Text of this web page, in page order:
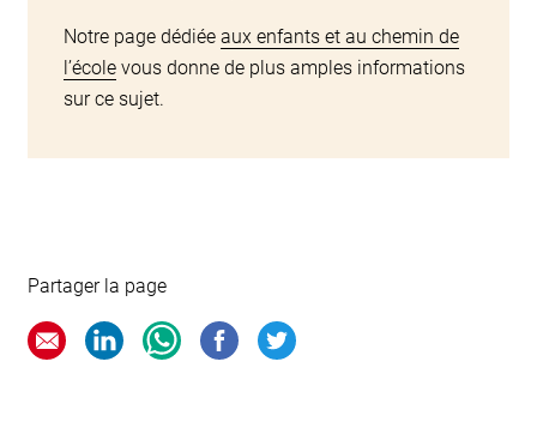
Notre page dédiée aux enfants et au chemin de
l’écolevous donne de plus amples informations
sur ce sujet.
Partager la page